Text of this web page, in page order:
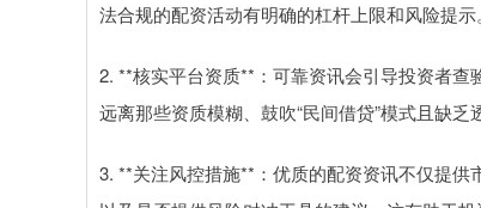
法合规的配资活动有明确的杠杆上限和风险提示。
2. **核实平台资质**：可靠资讯会引导投资者查
远离那些资质模糊、鼓吹“民间借贷”模式且缺乏
3. **关注风控措施**：优质的配资资讯不仅提供